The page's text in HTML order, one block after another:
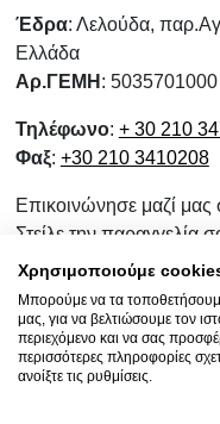
Έδρα: Λελούδα,
Ελλάδα
Αρ.ΓΕΜΗ : 5035701000
Τηλέφωνο: + 30 210
Φαξ: +30 210 3410208
Επικοινώνησε μαζί μας
Στείλε την παραγγελία
Για αγορές λιανικής
Όροι Χρήσης
Πολιτική Προστασίας
Πολιτική Επιστροφών
Χρησιμοποιούμε
Μπορούμε να τα
μας, για να βελτιώσουμε τον
περιεχόμενο και να σας
περισσότερες πληροφορίες
ανοίξτε τις ρυθμίσεις.